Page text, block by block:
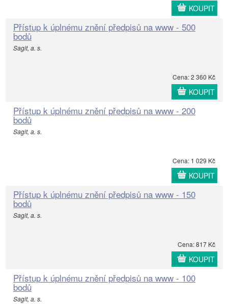
KOUPIT
Přístup k úplnému znění předpisů na www - 500
bodů
Sagit, a. s.
Cena: 2 360 Kč
KOUPIT
Přístup k úplnému znění předpisů na www - 200
bodů
Sagit, a. s.
Cena: 1 029 Kč
KOUPIT
Přístup k úplnému znění předpisů na www - 150
bodů
Sagit, a. s.
Cena: 817 Kč
KOUPIT
Přístup k úplnému znění předpisů na www - 100
bodů
Sagit, a. s.